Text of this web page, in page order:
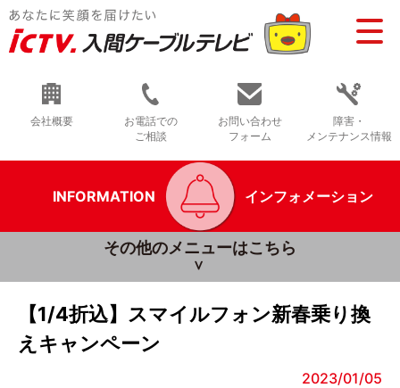
会社概要
お電話での
ご相談
お問い合わせ
フォーム
障害・
メンテナンス情報
INFORMATION インフォメーション
その他のメニューはこちら
【1/4折込】スマイルフォン新春乗り換
えキャンペーン
2023/01/05